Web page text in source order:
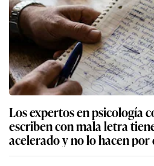
Los expertos en psicología
escriben con mala letra
acelerado y no lo hacen